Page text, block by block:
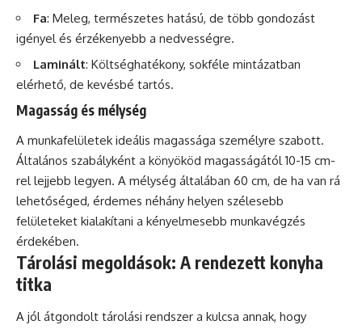
Fa: Meleg, természetes hatású, de több gondozást
igényel és érzékenyebb a nedvességre.
Laminált: Költséghatékony, sokféle mintázatban
elérhető, de kevésbé tartós.
Magasság és mélység
A munkafelületek ideális magassága személyre szabott.
Általános szabályként a könyököd magasságától 10-15 cm-
rel lejjebb legyen. A mélység általában 60 cm, de ha van rá
lehetőséged, érdemes néhány helyen szélesebb
felületeket kialakítani a kényelmesebb munkavégzés
érdekében.
Tárolási megoldások: A rendezett konyha
titka
A jól átgondolt tárolási rendszer a kulcsa annak, hogy